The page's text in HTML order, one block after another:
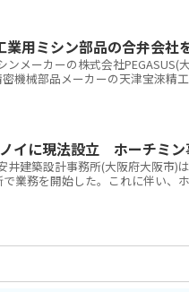
業用ミシン部品の合弁会社
ンメーカーの株式会社PEGASUS(
機械部品メーカーの天津宝淶精
イに現法設立 ホーチミン
井建築設計事務所(大阪府大阪市)
で業務を開始した。これに伴い